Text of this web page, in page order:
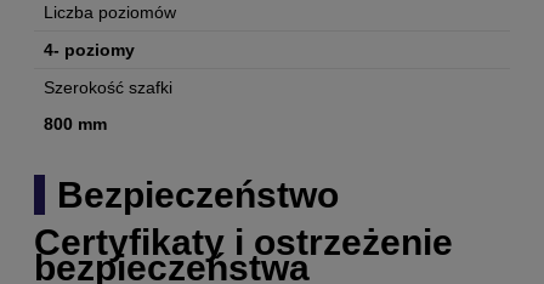
Liczba poziomów
4- poziomy
Szerokość szafki
800 mm
Bezpieczeństwo
Certyfikaty i ostrzeżenie
bezpieczeństwa